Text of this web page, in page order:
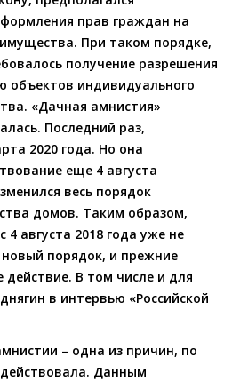
прав граждан на
При таком порядке,
получение разрешения
объектов индивидуального
«Дачная амнистия»
Последний раз,
2020 года. Но она
еще 4 августа
весь порядок
домов. Таким образом,
4 августа 2018 года уже не
порядок, и прежние
В том числе и для
в интервью «Российской
– одна из причин, по
Данным